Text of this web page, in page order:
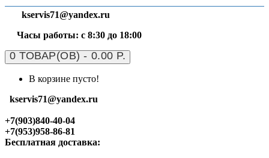
kservis71@yandex.ru
Часы работы: с 8:30 до 18:00
0 ТОВАР(ОВ) - 0.00 Р.
В корзине пусто!
kservis71@yandex.ru
+7(903)840-40-04
+7(953)958-86-81
Бесплатная доставка: